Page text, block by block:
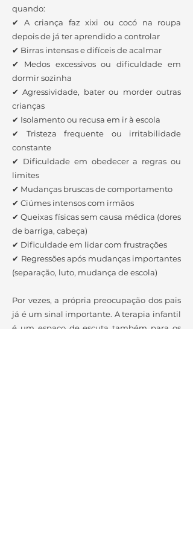
quando:
✔ A criança faz xixi ou cocó na roupa
depois de já ter aprendido a controlar
✔ Birras intensas e difíceis de acalmar
✔ Medos excessivos ou dificuldade em
dormir sozinha
✔ Agressividade, bater ou morder outras
crianças
✔ Isolamento ou recusa em ir à escola
✔ Tristeza frequente ou irritabilidade
constante
✔ Dificuldade em obedecer a regras ou
limites
✔ Mudanças bruscas de comportamento
✔ Ciúmes intensos com irmãos
✔ Queixas físicas sem causa médica (dores
de barriga, cabeça)
✔ Dificuldade em lidar com frustrações
✔ Regressões após mudanças importantes
(separação, luto, mudança de escola)
Por vezes, a própria preocupação dos pais
já é um sinal importante. A terapia infantil
é um espaço de escuta também para os